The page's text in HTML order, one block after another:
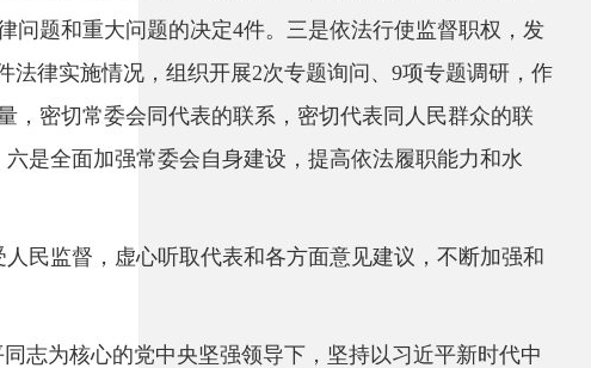
问题和重大问题的决定4件。三是依法行使监督职权，发
法律实施情况，组织开展2次专题询问、9项专题调研，作
，密切常委会同代表的联系，密切代表同人民群众的联
是全面加强常委会自身建设，提高依法履职能力和水
民监督，虚心听取代表和各方面意见建议，不断加强和
志为核心的党中央坚强领导下，坚持以习近平新时代中